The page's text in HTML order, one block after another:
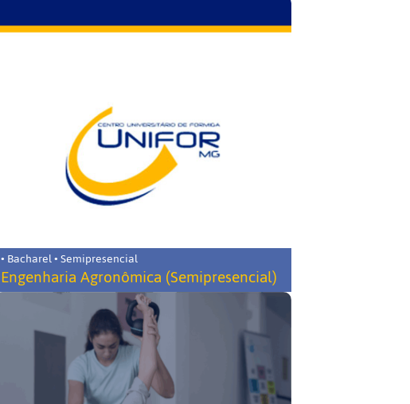
• Bacharel • Semipresencial
Engenharia Agronômica (Semipresencial)